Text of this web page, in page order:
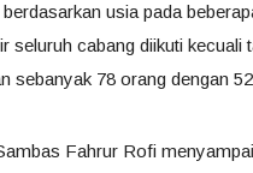
usia pada
seluruh cabang diikuti
sebanyak 78 orang dengan
Fahrur Rofi